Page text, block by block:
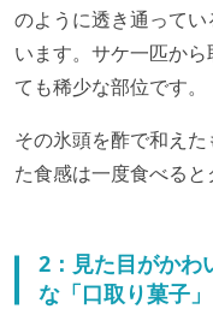
のように透き通って
います。サケ一匹か
ても稀少な部位です。
その氷頭を酢で和えた
た食感は一度食べると
2：見た目がかわ
な「口取り菓子」